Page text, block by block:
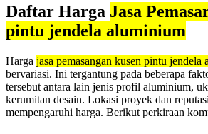
Daftar Harga Jasa
pintu jendela aluminium
Harga jasa pemasangan kusen pintu jendela
bervariasi. Ini tergantung pada beberapa
tersebut antara lain jenis profil aluminium,
kerumitan desain. Lokasi proyek dan
mempengaruhi harga. Berikut perkiraan